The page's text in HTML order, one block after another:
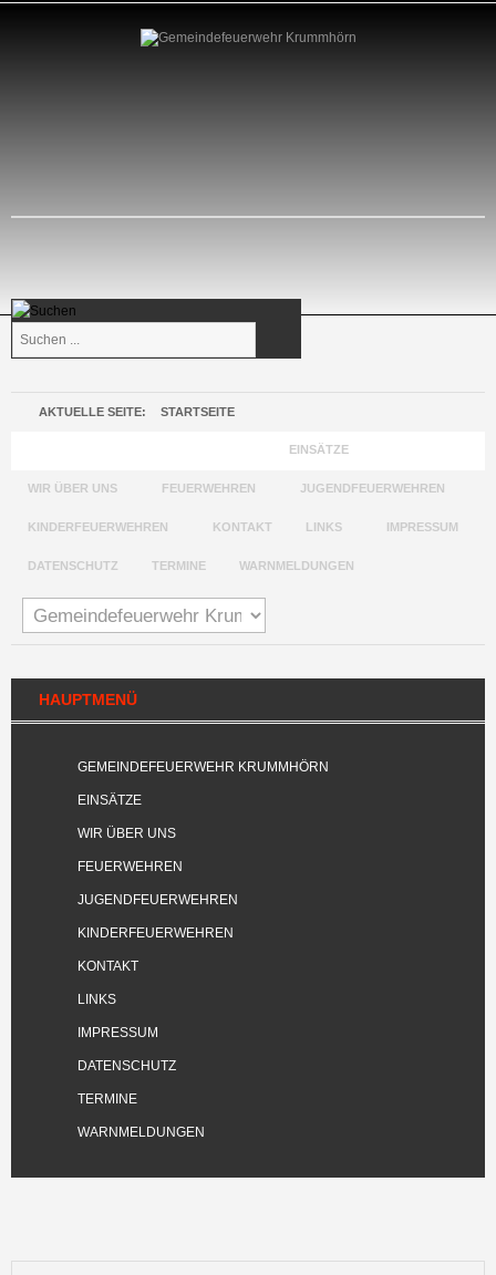
AKTUELLE SEITE: STARTSEITE
EINSÄTZE
WIR ÜBER UNS FEUERWEHREN JUGENDFEUERWEHREN
KINDERFEUERWEHREN KONTAKT LINKS IMPRESSUM
DATENSCHUTZ TERMINE WARNMELDUNGEN
HAUPTMENÜ
GEMEINDEFEUERWEHR KRUMMHÖRN
EINSÄTZE
WIR ÜBER UNS
FEUERWEHREN
JUGENDFEUERWEHREN
KINDERFEUERWEHREN
KONTAKT
LINKS
IMPRESSUM
DATENSCHUTZ
TERMINE
WARNMELDUNGEN